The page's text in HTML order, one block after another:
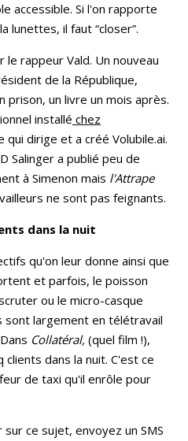
accessible. Si l'on rapporte
lunettes, il faut “closer”.
le rappeur Vald. Un nouveau
de la République,
prison, un livre un mois après.
installé chez
qui dirige et a créé Volubile.ai.
Salinger a publié peu de
à Simenon mais l'Attrape
ne sont pas feignants.
dans la nuit
qu'on leur donne ainsi que
et parfois, le poisson
ou le micro-casque
sont largement en télétravail
Collatéral, (quel film !),
dans la nuit. C'est ce
de taxi qu'il enrôle pour
ce sujet, envoyez un SMS